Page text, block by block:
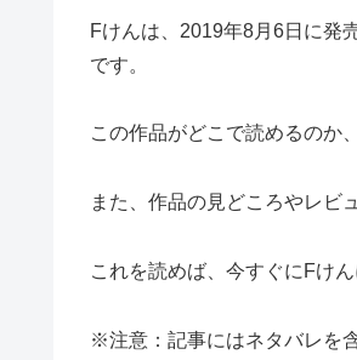
Fけんは、2019年8月6日に発
です。
この作品がどこで読めるのか
また、作品の見どころやレビ
これを読めば、今すぐにFけ
※注意：記事にはネタバレを